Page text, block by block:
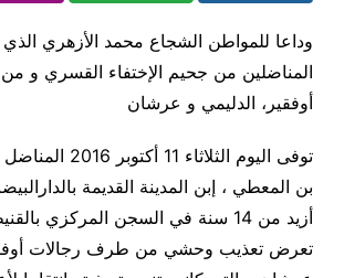
وداعا للمواطن الشجاع محمد الأزهري الذي
المناضلين من جحيم الإختفاء القسري و
أوفقير، الدليمي و عرشان
توفى اليوم الثلاثاء
بن المعطي ، إبن المدينة القديمة
أزيد من 14 سنة في السجن المركزي
تعرض تعذيب وحشي من طرف رجالات